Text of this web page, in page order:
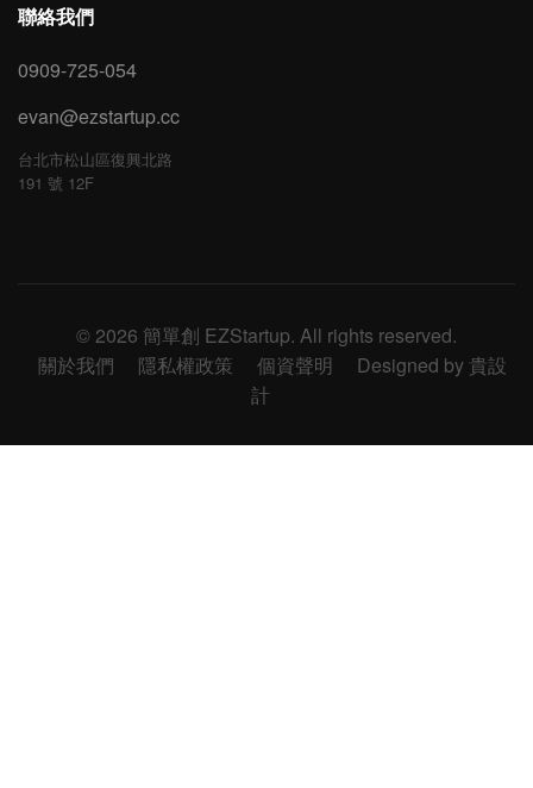
聯絡我們
0909-725-054
evan@ezstartup.cc
台北市松山區復興北路
191 號 12F
© 2026 簡單創 EZStartup. All rights reserved.
關於我們
隱私權政策 個資聲明
Designed by 貴設
計